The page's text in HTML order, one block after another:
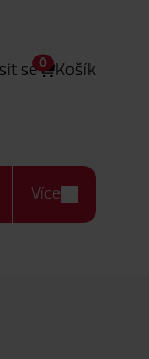
se Košík
0
Více